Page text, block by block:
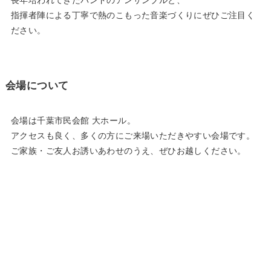
指揮者陣による丁寧で熱のこもった音楽づくりにぜひご注目く
ださい。
会場について
会場は千葉市民会館 大ホール。
アクセスも良く、多くの方にご来場いただきやすい会場です。
ご家族・ご友人お誘いあわせのうえ、ぜひお越しください。